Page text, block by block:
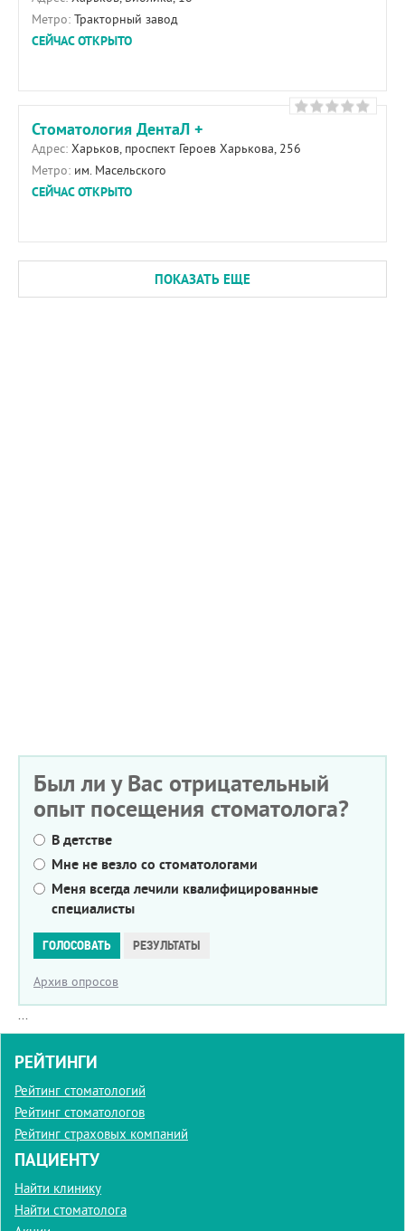
Метро: Тракторный завод
СЕЙЧАС ОТКРЫТО
Стоматология ДентаЛ +
Адрес: Харьков, проспект Героев Харькова, 256
Метро: им. Масельского
СЕЙЧАС ОТКРЫТО
ПОКАЗАТЬ ЕЩЕ
Был ли у Вас отрицательный
опыт посещения стоматолога?
В детстве
Мне не везло со стоматологами
Меня всегда лечили квалифицированные
специалисты
ГОЛОСОВАТЬ РЕЗУЛЬТАТЫ
Архив опросов
...
РЕЙТИНГИ
Рейтинг стоматологий
Рейтинг стоматологов
Рейтинг страховых компаний
ПАЦИЕНТУ
Найти клинику
Найти стоматолога